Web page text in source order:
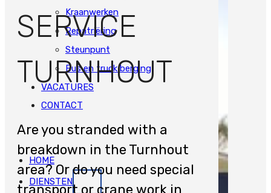
Kraanwerken
Repatriëring
Steunpunt
Bus en truck berging
VACATURES
CONTACT
HOME
DIENSTEN
SERVICE
TURNHOUT
Are you stranded with a
breakdown in the Turnhout
area? Or do you need special